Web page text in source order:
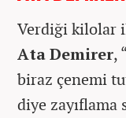
Verdiği kilolar
Ata Demirer,
biraz çenemi
diye zayıflama